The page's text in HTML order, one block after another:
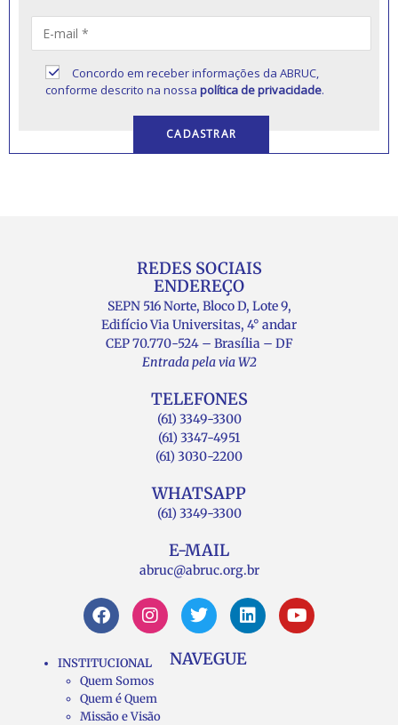
Concordo em receber informações da ABRUC,
conforme descrito na nossapolítica de privacidade.
REDES SOCIAIS
ENDEREÇO
SEPN 516 Norte, Bloco D, Lote 9,
Edifício Via Universitas, 4° andar
CEP 70.770-524 – Brasília – DF
Entrada pela via W2
TELEFONES
(61) 3349-3300
(61) 3347-4951
(61) 3030-2200
WHATSAPP
(61) 3349-3300
E-MAIL
abruc@abruc.org.br
NAVEGUE
INSTITUCIONAL
Quem Somos
Quem é Quem
Missão e Visão